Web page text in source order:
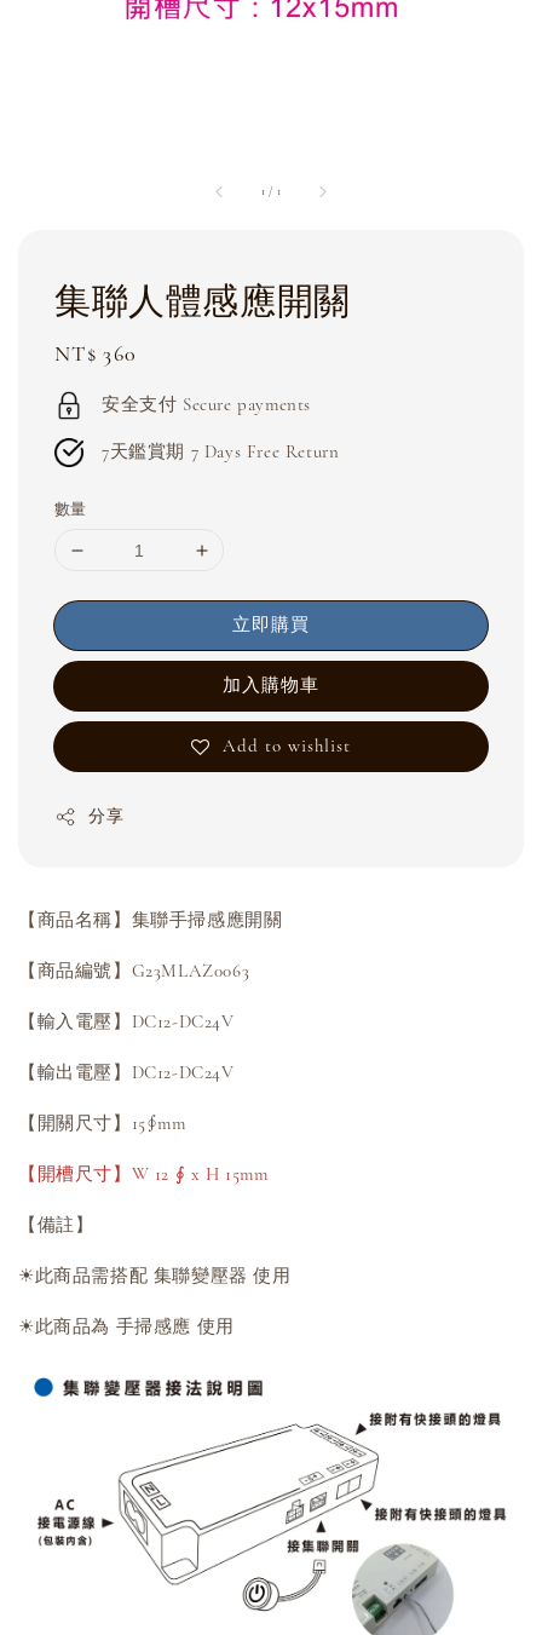
1 / 1
集聯人體感應開關
Regular
price
NT$ 360
安全支付 Secure payments
7天鑑賞期 7 Days Free Return
數量
立即購買
加入購物車
Add to wishlist
分享
【商品名稱】集聯手掃感應開關
【商品編號】G23MLAZ0063
【輸入電壓】DC12-DC24V
【輸出電壓】DC12-DC24V
【開關尺寸】15∮mm
【開槽尺寸】W 12 ∮ x H 15mm
【備註】
☀此商品需搭配 集聯變壓器 使用
☀此商品為 手掃感應 使用